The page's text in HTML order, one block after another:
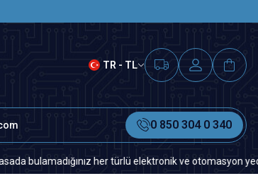
TR - TL
0 850 304 0 340
her türlü elektronik ve otomasyon yedek parça